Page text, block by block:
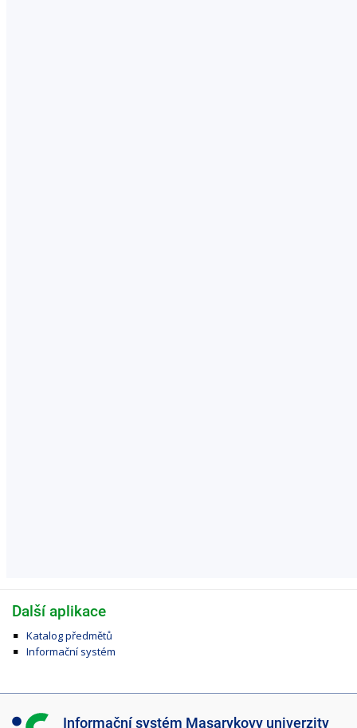
Další aplikace
Katalog předmětů
Informační systém
I Informační systém Masarykovy univerzity